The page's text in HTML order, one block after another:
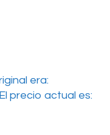
era:
El precio actual es: